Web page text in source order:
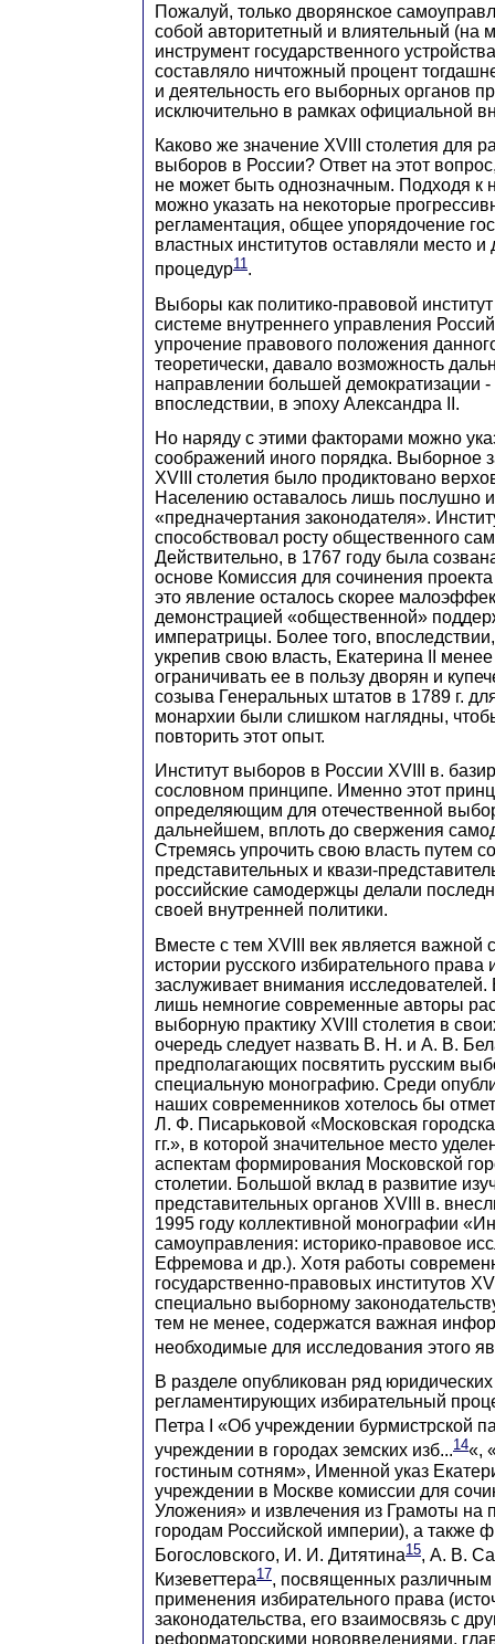
Пожалуй, только дворянское
собой авторитетный и влиятельный (на
инструмент государственного
составляло ничтожный процент
и деятельность его выборных органов
исключительно в рамках официальной
Каково же значение XVIII столетия для
выборов в России? Ответ на этот
не может быть однозначным. Подходя к
можно указать на некоторые
регламентация, общее упорядочение
властных институтов оставляли место
процедур11.
Выборы как политико-правовой
системе внутреннего управления
упрочение правового положения
теоретически, давало возможность
направлении большей демократизации
впоследствии, в эпоху Александра II.
Но наряду с этими факторами можно
соображений иного порядка. Выборное
XVIII столетия было продиктовано
Населению оставалось лишь послушно
«предначертания законодателя».
способствовал росту общественного
Действительно, в 1767 году была
основе Комиссия для сочинения
это явление осталось скорее
демонстрацией «общественной»
императрицы. Более того,
укрепив свою власть, Екатерина II
ограничивать ее в пользу дворян и
созыва Генеральных штатов в 1789 г.
монархии были слишком наглядны,
повторить этот опыт.
Институт выборов в России XVIII в.
сословном принципе. Именно этот
определяющим для отечественной
дальнейшем, вплоть до свержения
Стремясь упрочить свою власть путем
представительных и квази-
российские самодержцы делали
своей внутренней политики.
Вместе с тем XVIII век является важной
истории русского избирательного
заслуживает внимания
лишь немногие современные авторы
выборную практику XVIII столетия в
очередь следует назвать В. Н. и А. В.
предполагающих посвятить русским
специальную монографию. Среди
наших современников хотелось бы
Л. Ф. Писарьковой «Московская
гг.», в которой значительное место
аспектам формирования Московской
столетии. Большой вклад в развитие
представительных органов XVIII в.
1995 году коллективной монографии
самоуправления: историко-правовое
Ефремова и др.). Хотя работы
государственно-правовых институтов
специально выборному
тем не менее, содержатся важная
необходимые для исследования этого
В разделе опубликован ряд
регламентирующих избирательный
Петра I «Об учреждении бурмистрской
учреждении в городах земских изб...14«,
гостиным сотням», Именной указ
учреждении в Москве комиссии для
Уложения» и извлечения из Грамоты на
городам Российской империи), а также
Богословского, И. И. Дитятина15, А. В.
Кизеветтера17, посвященных различным
применения избирательного права
законодательства, его взаимосвязь с
реформаторскими нововведениями,